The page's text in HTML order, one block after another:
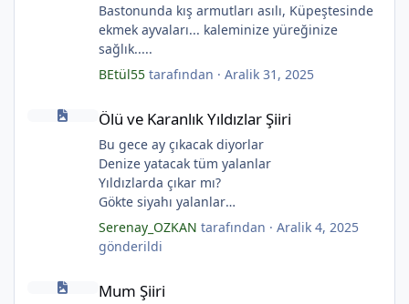
Bastonunda kış armutları asılı, Küpeştesinde
ekmek ayvaları... kaleminize yüreğinize
sağlık.....
BEtül55tarafından · Aralik 31, 2025
Ölü ve Karanlık Yıldızlar Şiiri
Bu gece ay çıkacak diyorlar
Denize yatacak tüm yalanlar
Yıldızlarda çıkar mı?
Gökte siyahı yalanlar
Ölü ve karanlık yıldızlar
Ayı sarhoş etmişler
Ay kesilmiş kızıl, kızıl
(Serenay Özkan, Viata)
Serenay_OZKAN tarafından · Aralik 4, 2025
gönderildi
Mum Şiiri
*